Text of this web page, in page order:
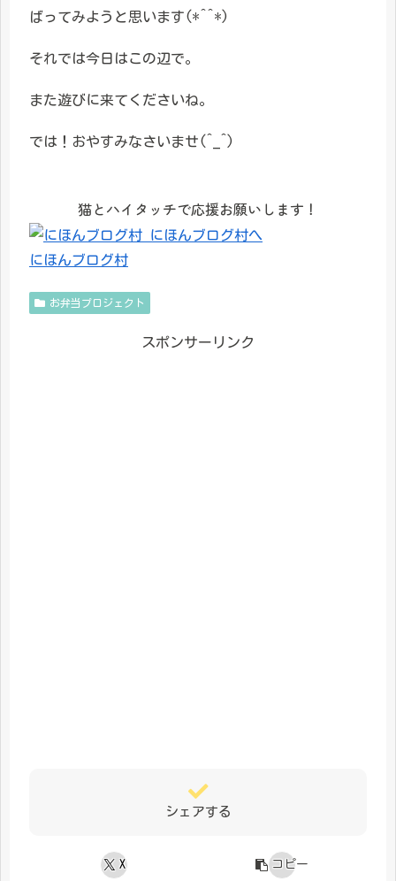
ばってみようと思います(*^^*)
それでは今日はこの辺で。
また遊びに来てくださいね。
では！おやすみなさいませ(^_^)
猫とハイタッチで応援お願いします！
にほんブログ村
お弁当プロジェクト
スポンサーリンク
シェアする
X コピー